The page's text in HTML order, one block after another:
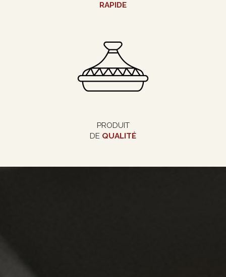
RAPIDE
PRODUIT
DE QUALITÉ